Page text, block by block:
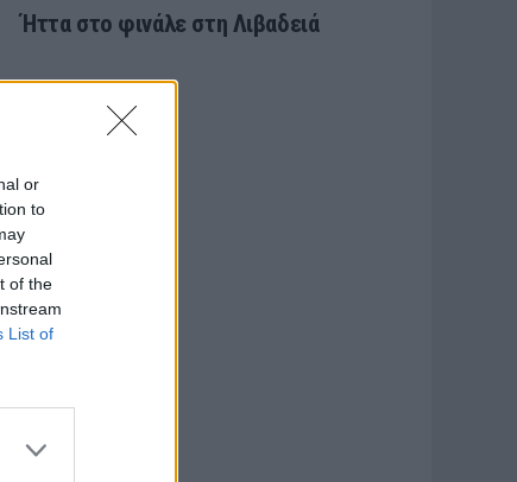
or
to
of the
List of
Ήττα στο φινάλε στη Λιβαδειά